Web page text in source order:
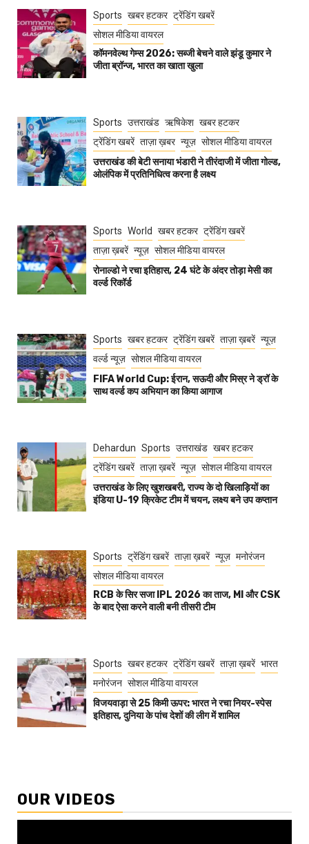
Sports खबर हटकर ट्रेंडिंग खबरें
सोशल मीडिया वायरल
कॉमनवेल्थ गेम्स 2026: सब्जी बेचने वाले झंडू कुमार ने
जीता ब्रॉन्ज, भारत का खाता खुला
Sports उत्तराखंड ऋषिकेश खबर हटकर
ट्रेंडिंग खबरें ताज़ा ख़बर न्यूज़ सोशल मीडिया वायरल
उत्तराखंड की बेटी सनाया भंडारी ने तीरंदाजी में जीता गोल्ड,
ओलंपिक में प्रतिनिधित्व करना है लक्ष्य
Sports World खबर हटकर ट्रेंडिंग खबरें
ताज़ा ख़बरें न्यूज़ सोशल मीडिया वायरल
रोनाल्डो ने रचा इतिहास, 24 घंटे के अंदर तोड़ा मेसी का
वर्ल्ड रिकॉर्ड
Sports खबर हटकर ट्रेंडिंग खबरें ताज़ा ख़बरें न्यूज़
वर्ल्ड न्यूज़ सोशल मीडिया वायरल
FIFA World Cup: ईरान, सऊदी और मिस्र ने ड्रॉ के
साथ वर्ल्ड कप अभियान का किया आगाज
Dehardun Sports उत्तराखंड खबर हटकर
ट्रेंडिंग खबरें ताज़ा ख़बरें न्यूज़ सोशल मीडिया वायरल
उत्तराखंड के लिए खुशखबरी, राज्य के दो खिलाड़ियों का
इंडिया U-19 क्रिकेट टीम में चयन, लक्ष्य बने उप कप्तान
Sports ट्रेंडिंग खबरें ताज़ा ख़बरें न्यूज़ मनोरंजन
सोशल मीडिया वायरल
RCB के सिर सजा IPL 2026 का ताज, MI और CSK
के बाद ऐसा करने वाली बनी तीसरी टीम
Sports खबर हटकर ट्रेंडिंग खबरें ताज़ा ख़बरें भारत
मनोरंजन सोशल मीडिया वायरल
विजयवाड़ा से 25 किमी ऊपर: भारत ने रचा नियर-स्पेस
इतिहास, दुनिया के पांच देशों की लीग में शामिल
OUR VIDEOS